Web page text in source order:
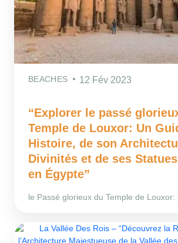
BEACHES 12 Fév 2023
“Explorer le passé
Temple de Louxor: Un
Histoire, de son
Divinités et de ses
en Égypte”
le Passé glorieux du Temple de Louxor: